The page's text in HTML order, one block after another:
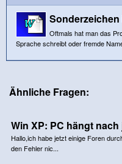
Oftmals hat man das
Sprache schreibt oder fremde
Ähnliche Fragen:
Win XP: PC hängt
Hallo,ich habe jetzt einige Foren
den Fehler nic...